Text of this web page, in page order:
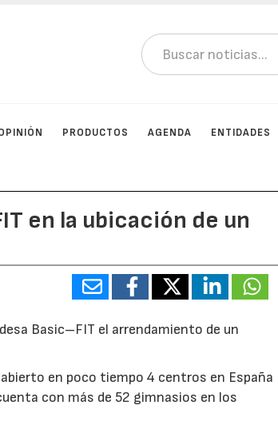
PRODUCTOS AGENDA ENTIDADES
en la ubicación de un
Basic–FIT el arrendamiento de un
en poco tiempo 4 centros en España
con más de 52 gimnasios en los